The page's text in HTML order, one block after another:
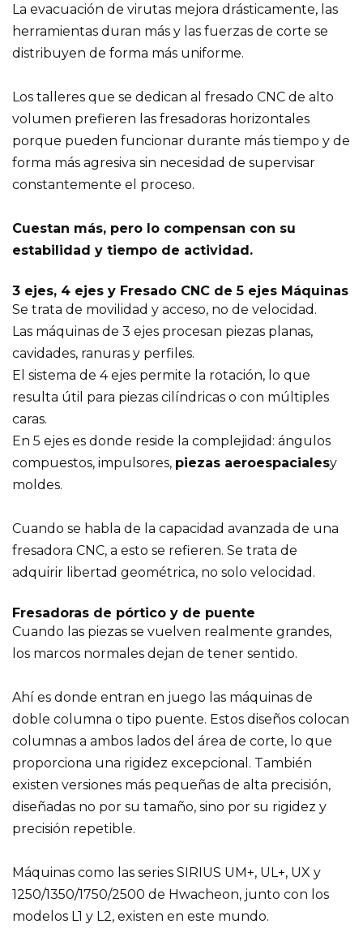
La evacuación de virutas mejora drásticamente, las
herramientas duran más y las fuerzas de corte se
distribuyen de forma más uniforme.
Los talleres que se dedican al fresado CNC de alto
volumen prefieren las fresadoras horizontales
porque pueden funcionar durante más tiempo y de
forma más agresiva sin necesidad de supervisar
constantemente el proceso.
Cuestan más, pero lo compensan con su
estabilidad y tiempo de actividad.
3 ejes, 4 ejes y Fresado CNC de 5 ejes Máquinas
Se trata de movilidad y acceso, no de velocidad.
Las máquinas de 3 ejes procesan piezas planas,
cavidades, ranuras y perfiles.
El sistema de 4 ejes permite la rotación, lo que
resulta útil para piezas cilíndricas o con múltiples
caras.
En 5 ejes es donde reside la complejidad: ángulos
compuestos, impulsores, piezas aeroespacialesy
moldes.
Cuando se habla de la capacidad avanzada de una
fresadora CNC, a esto se refieren. Se trata de
adquirir libertad geométrica, no solo velocidad.
Fresadoras de pórtico y de puente
Cuando las piezas se vuelven realmente grandes,
los marcos normales dejan de tener sentido.
Ahí es donde entran en juego las máquinas de
doble columna o tipo puente. Estos diseños colocan
columnas a ambos lados del área de corte, lo que
proporciona una rigidez excepcional. También
existen versiones más pequeñas de alta precisión,
diseñadas no por su tamaño, sino por su rigidez y
precisión repetible.
Máquinas como las series SIRIUS UM+, UL+, UX y
1250/1350/1750/2500 de Hwacheon, junto con los
modelos L1 y L2, existen en este mundo.